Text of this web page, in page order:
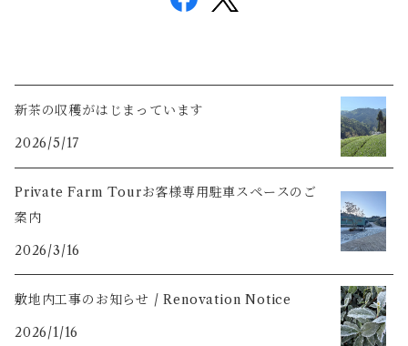
新茶の収穫がはじまっています
2026/5/17
Private Farm Tourお客様専用駐車スペースのご
案内
2026/3/16
敷地内工事のお知らせ / Renovation Notice
2026/1/16